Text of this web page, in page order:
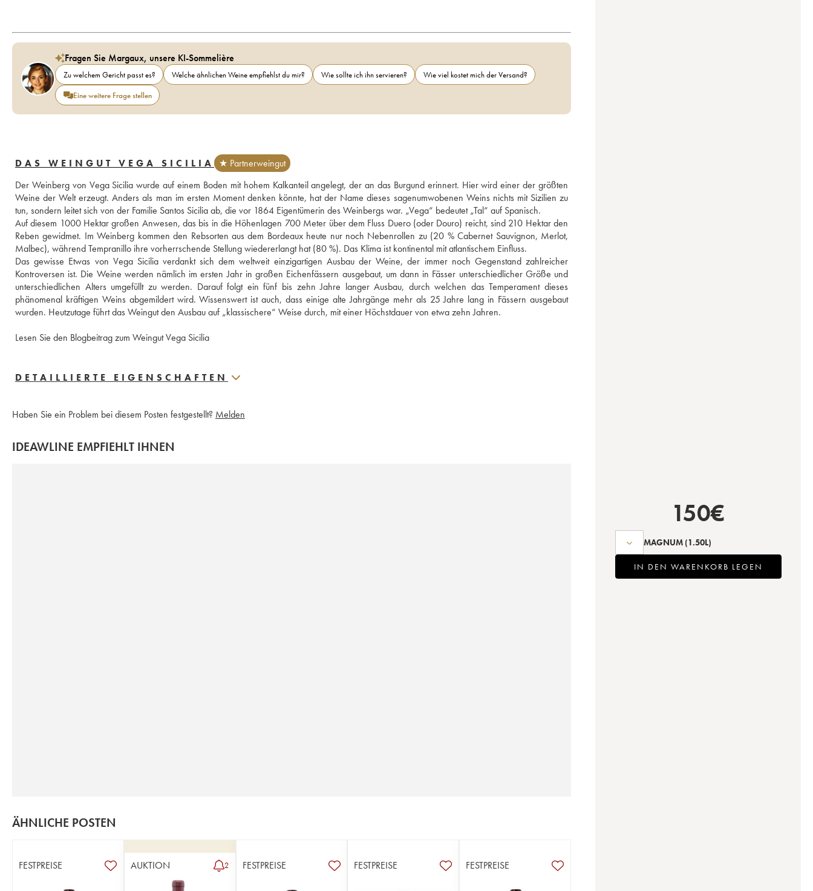
Fragen Sie Margaux, unsere KI-Sommelière
Zu welchem Gericht passt es? Welche ähnlichen Weine empfiehlst du mir? Wie sollte ich ihn servieren?
Wie viel kostet mich der Versand?
Eine weitere Frage stellen
DAS WEINGUT VEGA SICILIA
★ Partnerweingut
Der Weinberg von Vega Sicilia wurde auf einem Boden mit hohem Kalkanteil angelegt, der an das Burgund erinnert. Hier wird einer der größten
Weine der Welt erzeugt. Anders als man im ersten Moment denken könnte, hat der Name dieses sagenumwobenen Weins nichts mit Sizilien zu
tun, sondern leitet sich von der Familie Santos Sicilia ab, die vor 1864 Eigentümerin des Weinbergs war. „Vega“ bedeutet „Tal“ auf Spanisch.
Auf diesem 1000 Hektar großen Anwesen, das bis in die Höhenlagen 700 Meter über dem Fluss Duero (oder Douro) reicht, sind 210 Hektar den
Reben gewidmet. Im Weinberg kommen den Rebsorten aus dem Bordeaux heute nur noch Nebenrollen zu (20 % Cabernet Sauvignon, Merlot,
Malbec), während Tempranillo ihre vorherrschende Stellung wiedererlangt hat (80 %). Das Klima ist kontinental mit atlantischem Einfluss.
Das gewisse Etwas von Vega Sicilia verdankt sich dem weltweit einzigartigen Ausbau der Weine, der immer noch Gegenstand zahlreicher
Kontroversen ist. Die Weine werden nämlich im ersten Jahr in großen Eichenfässern ausgebaut, um dann in Fässer unterschiedlicher Größe und
unterschiedlichen Alters umgefüllt zu werden. Darauf folgt ein fünf bis zehn Jahre langer Ausbau, durch welchen das Temperament dieses
phänomenal kräftigen Weins abgemildert wird. Wissenswert ist auch, dass einige alte Jahrgänge mehr als 25 Jahre lang in Fässern ausgebaut
wurden. Heutzutage führt das Weingut den Ausbau auf „klassischere“ Weise durch, mit einer Höchstdauer von etwa zehn Jahren.
DETAILLIERTE EIGENSCHAFTEN
Haben Sie ein Problem bei diesem Posten festgestellt? Melden
IDEAWLINE EMPFIEHLT IHNEN
ÄHNLICHE POSTEN
FESTPREISE AUKTION 2 FESTPREISE FESTPREISE FESTPREISE
150€
MAGNUM (1.50L)
IN DEN WARENKORB LEGEN